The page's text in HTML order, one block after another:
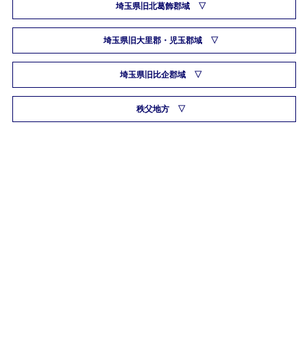
埼玉県旧北葛飾郡域
埼玉県旧大里郡・児玉郡域
埼玉県旧比企郡域
秩父地方